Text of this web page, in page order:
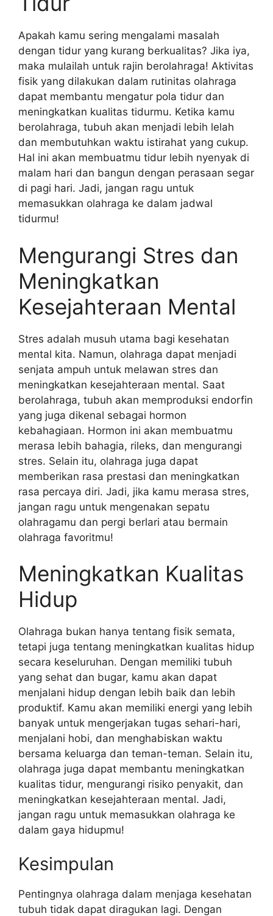
Apakah kamu sering mengalami masalah
dengan tidur yang kurang berkualitas? Jika iya,
maka mulailah untuk rajin berolahraga! Aktivitas
fisik yang dilakukan dalam rutinitas olahraga
dapat membantu mengatur pola tidur dan
meningkatkan kualitas tidurmu. Ketika kamu
berolahraga, tubuh akan menjadi lebih lelah
dan membutuhkan waktu istirahat yang cukup.
Hal ini akan membuatmu tidur lebih nyenyak di
malam hari dan bangun dengan perasaan segar
di pagi hari. Jadi, jangan ragu untuk
memasukkan olahraga ke dalam jadwal
tidurmu!
Mengurangi Stres dan
Meningkatkan
Kesejahteraan Mental
Stres adalah musuh utama bagi kesehatan
mental kita. Namun, olahraga dapat menjadi
senjata ampuh untuk melawan stres dan
meningkatkan kesejahteraan mental. Saat
berolahraga, tubuh akan memproduksi endorfin
yang juga dikenal sebagai hormon
kebahagiaan. Hormon ini akan membuatmu
merasa lebih bahagia, rileks, dan mengurangi
stres. Selain itu, olahraga juga dapat
memberikan rasa prestasi dan meningkatkan
rasa percaya diri. Jadi, jika kamu merasa stres,
jangan ragu untuk mengenakan sepatu
olahragamu dan pergi berlari atau bermain
olahraga favoritmu!
Meningkatkan Kualitas
Hidup
Olahraga bukan hanya tentang fisik semata,
tetapi juga tentang meningkatkan kualitas hidup
secara keseluruhan. Dengan memiliki tubuh
yang sehat dan bugar, kamu akan dapat
menjalani hidup dengan lebih baik dan lebih
produktif. Kamu akan memiliki energi yang lebih
banyak untuk mengerjakan tugas sehari-hari,
menjalani hobi, dan menghabiskan waktu
bersama keluarga dan teman-teman. Selain itu,
olahraga juga dapat membantu meningkatkan
kualitas tidur, mengurangi risiko penyakit, dan
meningkatkan kesejahteraan mental. Jadi,
jangan ragu untuk memasukkan olahraga ke
dalam gaya hidupmu!
Kesimpulan
Pentingnya olahraga dalam menjaga kesehatan
tubuh tidak dapat diragukan lagi. Dengan